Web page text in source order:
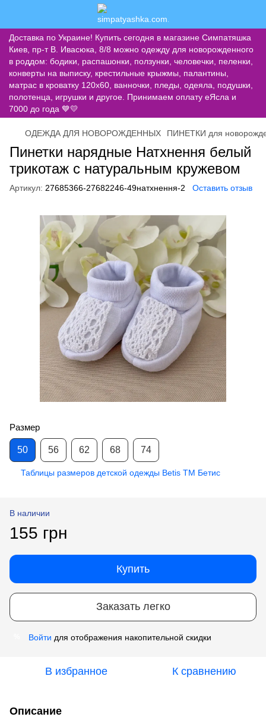
Доставка по Украине! Купить сегодня в магазине Симпатяшка
Киев, пр-т В. Ивасюка, 8/8 можно одежду для новорожденного
в роддом: бодики, распашонки, ползунки, человечки, пеленки,
конверты на выписку, крестильные крыжмы, палантины,
матрас в кроватку 120х60, ванночки, пледы, одеяла, подушки,
полотенца, игрушки и другое. Принимаем оплату еЯсла и
7000 до года 💙💛
ОДЕЖДА ДЛЯ НОВОРОЖДЕННЫХ ПИНЕТКИ для
Пинетки нарядные Натхнення белый
трикотаж с натуральным кружевом
Артикул: 27685366-27682246-49натхнення-2 Оставить отзыв
Размер
50 56 62 68 74
Таблицы размеров детской одежды Betis ТМ Бетис
В наличии
155 грн
Купить
Заказать легко
Войти для отображения накопительной скидки
В избранное К сравнению
Описание